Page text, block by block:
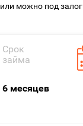
можно под залог
Срок
займа
6 месяцев